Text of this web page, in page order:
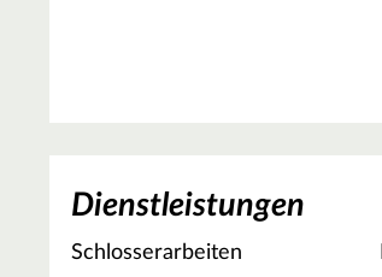
Dienstleistungen
Schlosserarbeiten